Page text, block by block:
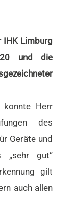
IHK Limburg
und die
konnte Herr
des
Geräte und
„sehr gut“
gilt
auch allen